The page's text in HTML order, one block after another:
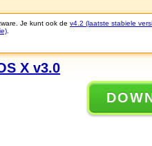
Je kunt ook de v4.2 (laatste stabiele
X v3.0